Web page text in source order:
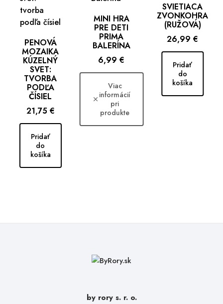
PENOVÁ
MOZAIKA
KÚZELNÝ
SVET:
TVORBA
PODĽA
ČÍSIEL
Cena
21,75 €
Pridať
do
košíka
MINI HRA
PRE DETI
PRIMA
BALERÍNA
Cena
6,99 €
Viac
informácií
pri
produkte
SVIETIACA
ZVONKOHRA
(RUŽOVÁ)
Cena
26,99 €
Pridať
do
košíka
by rory s. r. o.